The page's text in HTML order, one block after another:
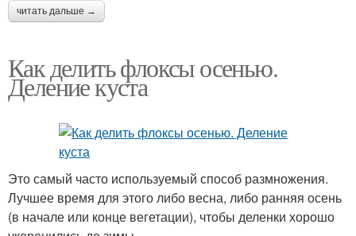
читать дальше →
Как делить флоксы осенью.
Деление куста
Это самый часто используемый способ размножения.
Лучшее время для этого либо весна, либо ранняя осень
(в начале или конце вегетации), чтобы деленки хорошо